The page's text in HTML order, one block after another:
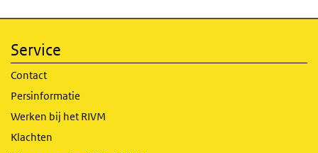
Service
Contact
Persinformatie
Werken bij het RIVM
Klachten